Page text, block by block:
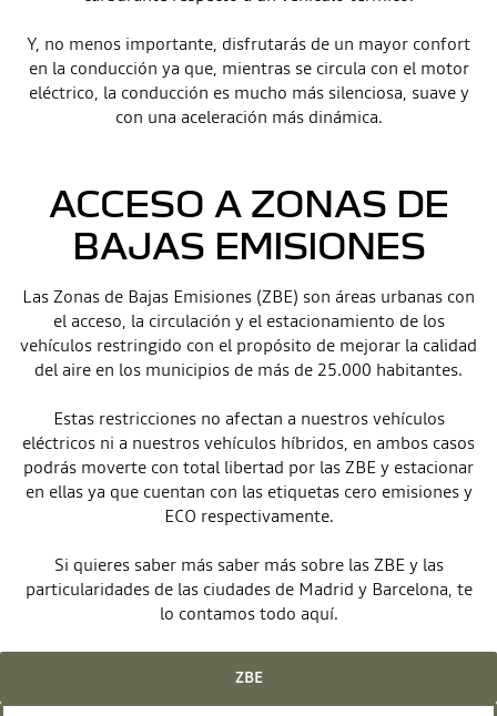
Y, no menos importante, disfrutarás de un mayor confort
en la conducción ya que, mientras se circula con el motor
eléctrico, la conducción es mucho más silenciosa, suave y
con una aceleración más dinámica.
ACCESO A ZONAS DE
BAJAS EMISIONES
Las Zonas de Bajas Emisiones (ZBE) son áreas urbanas con
el acceso, la circulación y el estacionamiento de los
vehículos restringido con el propósito de mejorar la calidad
del aire en los municipios de más de 25.000 habitantes.
Estas restricciones no afectan a nuestros vehículos
eléctricos ni a nuestros vehículos híbridos, en ambos casos
podrás moverte con total libertad por las ZBE y estacionar
en ellas ya que cuentan con las etiquetas cero emisiones y
ECO respectivamente.
Si quieres saber más saber más sobre las ZBE y las
particularidades de las ciudades de Madrid y Barcelona, te
lo contamos todo aquí.
ZBE